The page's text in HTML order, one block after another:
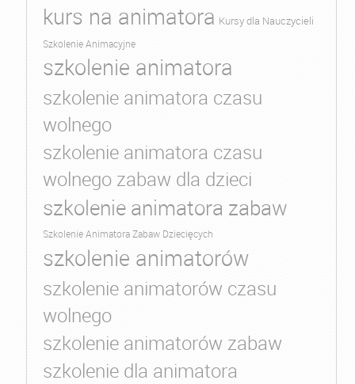
kurs na animatora Kursy dla Nauczycieli
Szkolenie Animacyjne
szkolenie animatora
szkolenie animatora czasu
wolnego
szkolenie animatora czasu
wolnego zabaw dla dzieci
szkolenie animatora zabaw
Szkolenie Animatora Zabaw Dziecięcych
szkolenie animatorów
szkolenie animatorów czasu
wolnego
szkolenie animatorów zabaw
szkolenie dla animatora